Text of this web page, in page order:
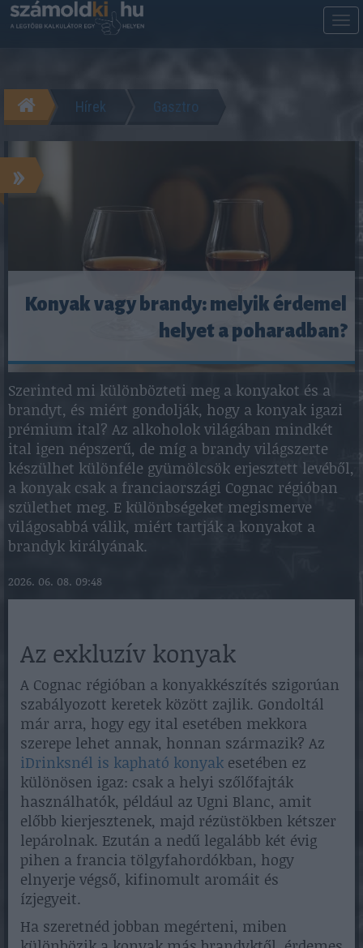
Hírek Gasztro
»
Konyak vagy brandy: melyik érdemel
helyet a poharadban?
Szerinted mi különbözteti meg a konyakot és a
brandyt, és miért gondolják, hogy a konyak igazi
prémium ital? Az alkoholok világában mindkét
ital igen népszerű, de míg a brandy világszerte
készülhet különféle gyümölcsök erjesztett levéből,
a konyak csak a franciaországi Cognac régióban
születhet meg. E különbségeket megismerve
világosabbá válik, miért tartják a konyakot a
brandyk királyának.
2026. 06. 08. 09:48
Az exkluzív konyak
A Cognac régióban a konyakkészítés szigorúan
szabályozott keretek között zajlik. Gondoltál
már arra, hogy egy ital esetében mekkora
szerepe lehet annak, honnan származik? Az
iDrinksnél is kapható konyak esetében ez
különösen igaz: csak a helyi szőlőfajták
használhatók, például az Ugni Blanc, amit
előbb kierjesztenek, majd rézüstökben kétszer
lepárolnak. Ezután a nedű legalább két évig
pihen a francia tölgyfahordókban, hogy
elnyerje végső, kifinomult aromáit és
ízjegyeit.
Ha szeretnéd jobban megérteni, miben